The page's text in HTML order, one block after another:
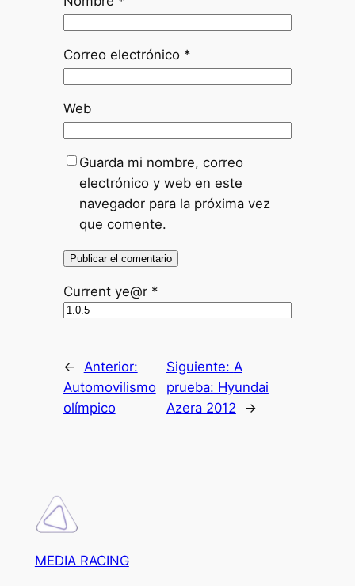
Correo electrónico *
Web
Guarda mi nombre, correo
electrónico y web en este
navegador para la próxima vez
que comente.
Current ye@r *
← Anterior:
Automovilismo
olímpico
Siguiente: A
prueba: Hyundai
Azera 2012
→
MEDIA RACING